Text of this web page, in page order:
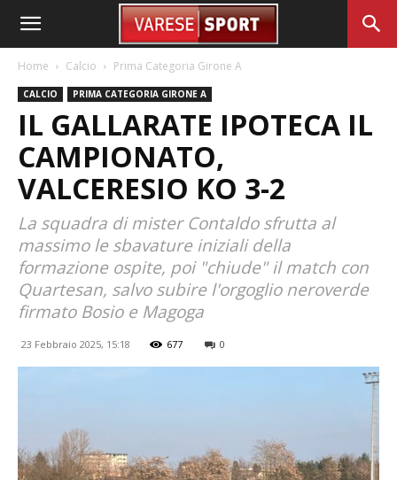
Home Calcio Prima Categoria Girone A
CALCIO PRIMA CATEGORIA GIRONE A
IL GALLARATE IPOTECA IL
CAMPIONATO,
VALCERESIO KO 3-2
La squadra di mister Contaldo sfrutta al
massimo le sbavature iniziali della
formazione ospite, poi "chiude" il match con
Quartesan, salvo subire l'orgoglio neroverde
firmato Bosio e Magoga
23 Febbraio 2025, 15:18 677 0